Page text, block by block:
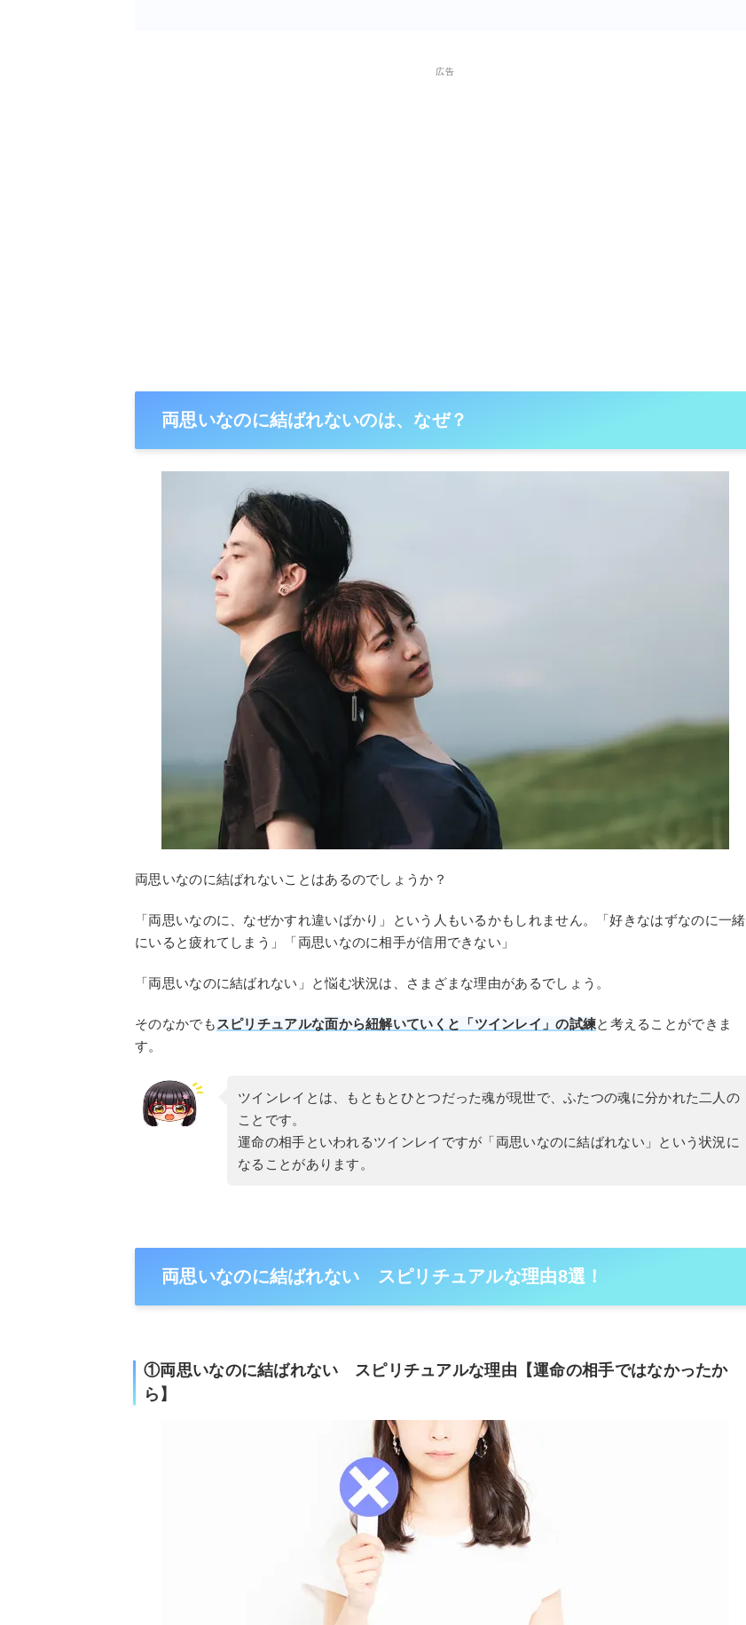
広告
両思いなのに結ばれないのは、なぜ？
両思いなのに結ばれないことはあるのでしょうか？
「両思いなのに、なぜかすれ違いばかり」という人もいるかもしれません。「好きなはずなのに一緒
にいると疲れてしまう」「両思いなのに相手が信用できない」
「両思いなのに結ばれない」と悩む状況は、さまざまな理由があるでしょう。
そのなかでも スピリチュアルな面から紐解いていくと「ツインレイ」の試練と考えることができま
す。
ツインレイとは、もともとひとつだった魂が現世で、ふたつの魂に分かれた二人の
ことです。
運命の相手といわれるツインレイですが「両思いなのに結ばれない」という状況に
なることがあります。
両思いなのに結ばれない スピリチュアルな理由8選！
①両思いなのに結ばれない スピリチュアルな理由【運命の相手ではなかったか
ら】